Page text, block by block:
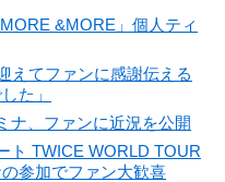
&MORE」個人ティ
えてファンに感謝伝える
た」
ナ、ファンに近況を公開
ト TWICE WORLD TOUR
参加でファン大歓喜